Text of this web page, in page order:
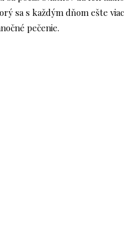
sa s každým dňom ešte viac
pečenie.